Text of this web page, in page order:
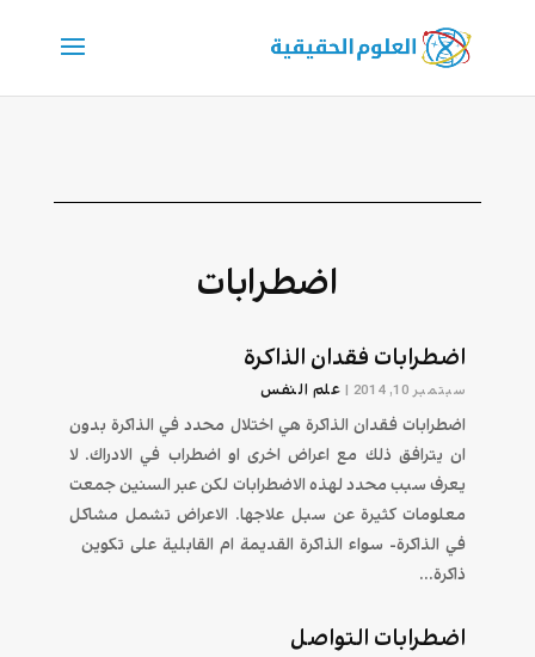
اضطرابات
اضطرابات فقدان الذاكرة
سبتمبر 10, 2014 | علم النفس
اضطرابات فقدان الذاكرة هي اختلال محدد في الذاكرة بدون
ان يترافق ذلك مع اعراض اخرى او اضطراب في الادراك. لا
يعرف سبب محدد لهذه الاضطرابات لكن عبر السنين جمعت
معلومات كثيرة عن سبل علاجها. الاعراض تشمل مشاكل
في الذاكرة- سواء الذاكرة القديمة ام القابلية على تكوين
ذاكرة...
اضطرابات التواصل